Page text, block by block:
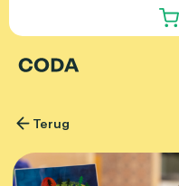
Terug